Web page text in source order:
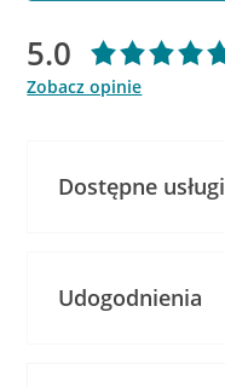
5.0
Zobacz opinie
Dostępne usługi
Udogodnienia